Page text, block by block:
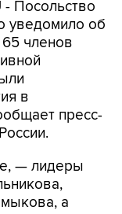
членов
в
пресс-
— лидеры
а
мужской